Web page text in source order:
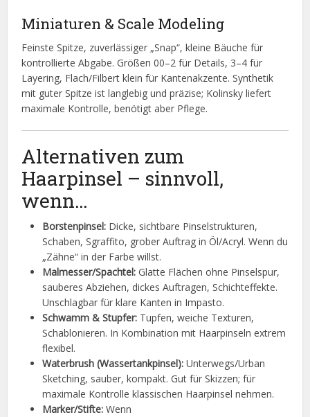
Miniaturen & Scale Modeling
Feinste Spitze, zuverlässiger „Snap“, kleine Bäuche für
kontrollierte Abgabe. Größen 00–2 für Details, 3–4 für
Layering, Flach/Filbert klein für Kantenakzente. Synthetik
mit guter Spitze ist langlebig und präzise; Kolinsky liefert
maximale Kontrolle, benötigt aber Pflege.
Alternativen zum
Haarpinsel – sinnvoll,
wenn…
Borstenpinsel: Dicke, sichtbare Pinselstrukturen,
Schaben, Sgraffito, grober Auftrag in Öl/Acryl. Wenn du
„Zähne“ in der Farbe willst.
Malmesser/Spachtel: Glatte Flächen ohne Pinselspur,
sauberes Abziehen, dickes Auftragen, Schichteffekte.
Unschlagbar für klare Kanten in Impasto.
Schwamm & Stupfer: Tupfen, weiche Texturen,
Schablonieren. In Kombination mit Haarpinseln extrem
flexibel.
Waterbrush (Wassertankpinsel): Unterwegs/Urban
Sketching, sauber, kompakt. Gut für Skizzen; für
maximale Kontrolle klassischen Haarpinsel nehmen.
Marker/Stifte: Wenn